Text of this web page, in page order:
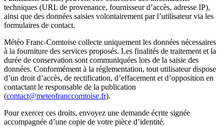
techniques (URL de provenance, fournisseur d’accès, adresse IP),
ainsi que des données saisies volontairement par l’utilisateur via les
formulaires de contact.
Météo Franc-Comtoise collecte uniquement les données nécessaires
à la fourniture des services proposés. Les finalités de traitement et la
durée de conservation sont communiquées lors de la saisie des
données. Conformément à la réglementation, tout utilisateur dispose
d’un droit d’accès, de rectification, d’effacement et d’opposition en
contactant le responsable de la publication
(contact@meteofranccomtoise.fr).
Pour exercer ces droits, envoyez une demande écrite signée
accompagnée d’une copie de votre pièce d’identité.